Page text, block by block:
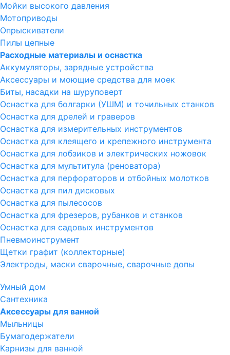
Мойки высокого давления
Мотоприводы
Опрыскиватели
Пилы цепные
Расходные материалы и оснастка
Аккумуляторы, зарядные устройства
Аксессуары и моющие средства для моек
Биты, насадки на шуруповерт
Оснастка для болгарки (УШМ) и точильных станков
Оснастка для дрелей и граверов
Оснастка для измерительных инструментов
Оснастка для клеящего и крепежного инструмента
Оснастка для лобзиков и электрических ножовок
Оснастка для мультитула (реноватора)
Оснастка для перфораторов и отбойных молотков
Оснастка для пил дисковых
Оснастка для пылесосов
Оснастка для фрезеров, рубанков и станков
Оснастка для садовых инструментов
Пневмоинструмент
Щетки графит (коллекторные)
Электроды, маски сварочные, сварочные допы
Умный дом
Сантехника
Аксессуары для ванной
Мыльницы
Бумагодержатели
Карнизы для ванной